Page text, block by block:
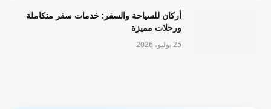
أركان للسياحة والسفر: خدمات سفر متكاملة
ورحلات مميزة
25 يوليو، 2026